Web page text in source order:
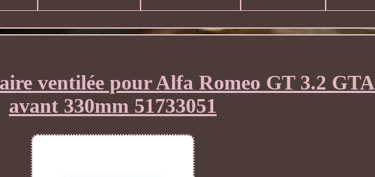
ventilée pour Alfa Romeo GT 3.2
avant 330mm 51733051